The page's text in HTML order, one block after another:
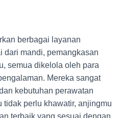
berbagai layanan
dari mandi, pemangkasan
semua dikelola oleh para
Mereka sangat
kebutuhan perawatan
tidak perlu khawatir, anjingmu
terbaik yang sesuai dengan